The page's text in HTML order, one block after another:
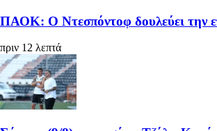
ΠΑΟΚ: Ο Ντεσπόντοφ δουλεύει την
πριν 12 λεπτά